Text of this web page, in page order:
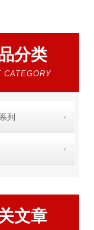
分类
CATEGORY
列
文章